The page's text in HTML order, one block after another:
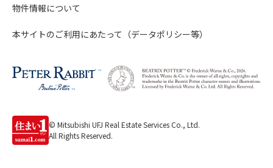
物件情報について
本サイトのご利用にあたって（データポリシー等）
© Mitsubishi UFJ Real Estate Services Co., Ltd.
All Rights Reserved.